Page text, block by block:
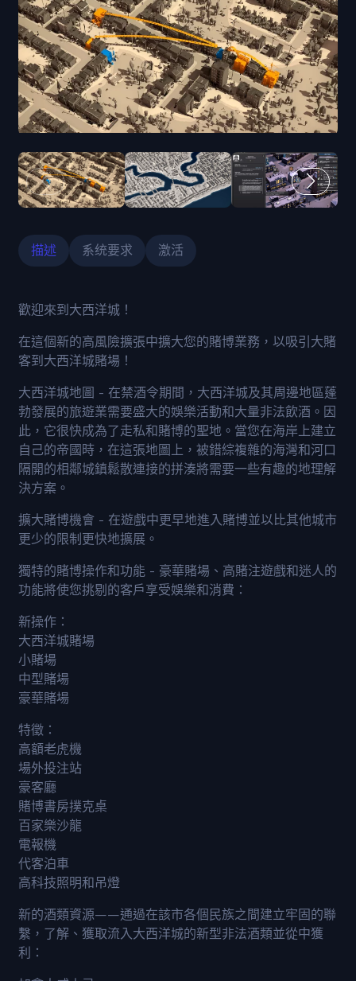
描述 系统要求 激活
歡迎來到大西洋城！
在這個新的高風險擴張中擴大您的賭博業務，以吸引大賭
客到大西洋城賭場！
大西洋城地圖 - 在禁酒令期間，大西洋城及其周邊地區蓬
勃發展的旅遊業需要盛大的娛樂活動和大量非法飲酒。因
此，它很快成為了走私和賭博的聖地。當您在海岸上建立
自己的帝國時，在這張地圖上，被錯綜複雜的海灣和河口
隔開的相鄰城鎮鬆散連接的拼湊將需要一些有趣的地理解
決方案。
擴大賭博機會 - 在遊戲中更早地進入賭博並以比其他城市
更少的限制更快地擴展。
獨特的賭博操作和功能 - 豪華賭場、高賭注遊戲和迷人的
功能將使您挑剔的客戶享受娛樂和消費：
新操作：
大西洋城賭場
小賭場
中型賭場
豪華賭場
特徵：
高額老虎機
場外投注站
豪客廳
賭博書房撲克桌
百家樂沙龍
電報機
代客泊車
高科技照明和吊燈
新的酒類資源——通過在該市各個民族之間建立牢固的聯
繫，了解、獲取流入大西洋城的新型非法酒類並從中獲
利：